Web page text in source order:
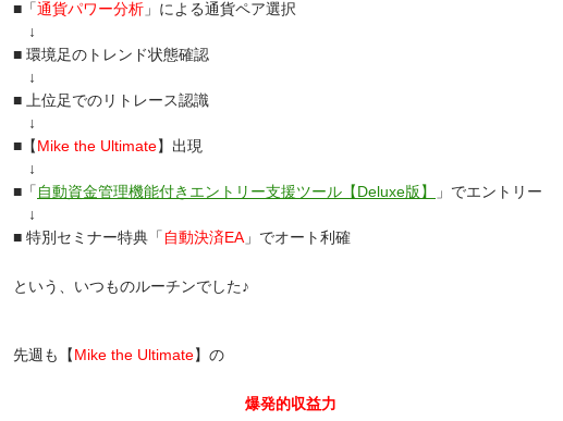
■「通貨パワー分析 」による通貨ペア選択
↓
■ 環境足のトレンド状態確認
↓
■ 上位足でのリトレース認識
↓
■【Mike the Ultimate】出現
↓
■「 自動資金管理機能付きエントリー支援ツール【Deluxe版】
」でエントリー
↓
■ 特別セミナー特典「 自動決済EA」でオート利確
という、いつものルーチンでした♪
先週も【Mike the Ultimate】の
爆発的収益力